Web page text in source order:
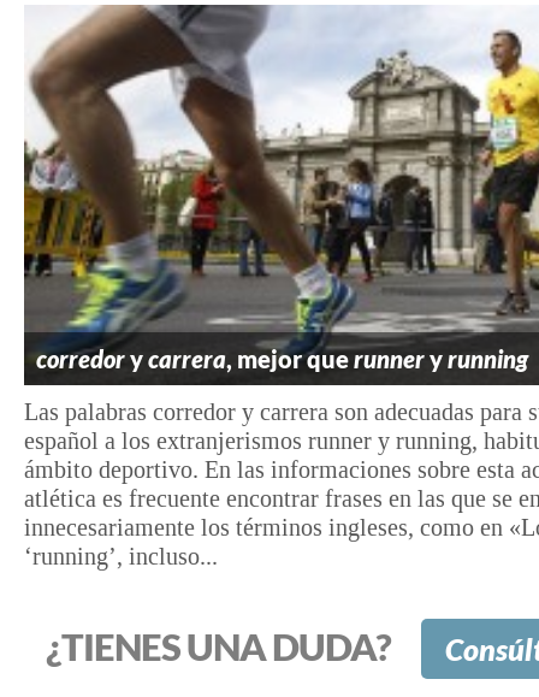
corredorycarrera, mejor querunneryrunning
Las palabras corredor y carrera son adecuadas para
español a los extranjerismos runner y running,
ámbito deportivo. En las informaciones sobre esta
atlética es frecuente encontrar frases en las que se
innecesariamente los términos ingleses, como en
‘running’, incluso...
¿TIENES UNA DUDA?